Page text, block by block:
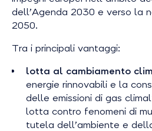
dell’Agenda 2030 e verso la
2050.
Tra i principali vantaggi:
lotta al cambiamento
energie rinnovabili e la
delle emissioni di gas
lotta contro fenomeni di
tutela dell’ambiente e